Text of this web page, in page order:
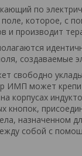
по
которое, с
и производит
свободно
ИМП может
корпусах
назначенном
собой с